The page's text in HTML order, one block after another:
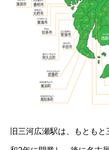
旧三河広瀬駅は、もとも